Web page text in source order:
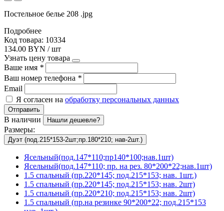
Постельное белье 208 .jpg
Подробнее
Код товара: 10334
134.00 BYN / шт
Узнать цену товара
Ваше имя *
Ваш номер телефона *
Email
Я согласен на обработку персональных данных
Отправить
В наличии Нашли дешевле?
Размеры:
Дуэт (под.215*153-2шт;пр.180*210; нав-2шт.)
Ясельный(под.147*110;пр140*100;нав.1шт)
Ясельный(под.147*110; пр. на рез. 80*200*22;нав.1шт)
1.5 спальный (пр.220*145; под.215*153; нав. 1шт.)
1.5 спальный (пр.220*145; под.215*153; нав. 2шт)
1.5 спальный (пр.220*210; под.215*153; нав. 2шт)
1.5 спальный (пр.на резинке 90*200*22; под.215*153